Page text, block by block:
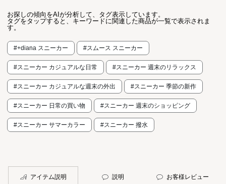
お探しの傾向をAIが分析して、タグ表示しています。
タグをタップすると、キーワードに関連した商品が一覧で表示されま
す。
#+diana スニーカー #スムース スニーカー
#スニーカー カジュアルな日常 #スニーカー 週末のリラックス
#スニーカー カジュアルな週末の外出 #スニーカー 季節の新作
#スニーカー 日常の買い物 #スニーカー 週末のショッピング
#スニーカー サマーカラー #スニーカー 撥水
アイテム説明 説明 お客様レビュー